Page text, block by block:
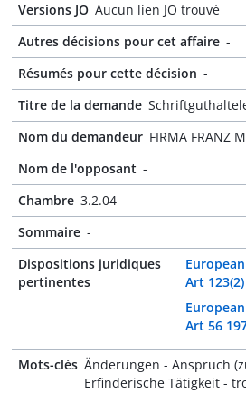
Versions JO Aucun lien JO trouvé
Autres décisions pour cet affaire -
Résumés pour cette décision -
Titre de la demande
Nom du demandeur FIRMA FRANZ
Nom de l'opposant -
Chambre 3.2.04
Sommaire -
Dispositions juridiques
pertinentes
Art
Art 56
Mots-clés Änderungen - Anspruch
Erfinderische Tätigkeit -